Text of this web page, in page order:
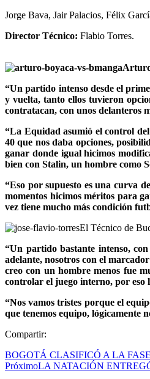
Jorge Bava, Jair Palacios, Félix
Director Técnico: Flabio Torres.
“Un partido intenso desde el
y vuelta, tanto ellos tuvieron
contratacan, con unos delanteros
“La Equidad asumió el control
40 que nos daba opciones,
ganar donde igual hicimos
bien con Stalin, un hombre como
“Eso por supuesto es una curva
momentos hicimos méritos para
vez tiene mucho más condición
El Técnico de
“Un partido bastante intenso,
adelante, nosotros con el
creo con un hombre menos fue
controlar el juego interno, por eso
“Nos vamos tristes porque el
que tenemos equipo, lógicamente
Compartir:
BOGOTÁ CLASIFICÓ A LA
PróximoLA NATACIÓN